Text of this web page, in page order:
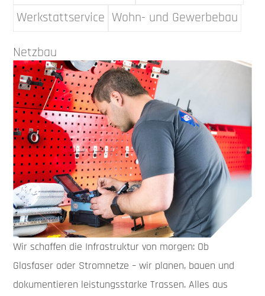
Werkstattservice Wohn- und Gewerbebau
Netzbau
Wir schaffen die Infrastruktur von morgen: Ob
Glasfaser oder Stromnetze – wir planen, bauen und
dokumentieren leistungsstarke Trassen. Alles aus